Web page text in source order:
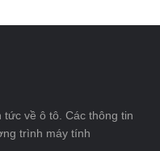
tức về ô tô. Các thông tin
trình máy tính